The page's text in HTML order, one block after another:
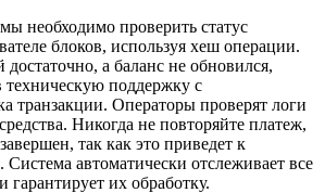
необходимо проверить статус
блоков, используя хеш операции.
а баланс не обновился,
техническую поддержку с
транзакции. Операторы проверят логи
Никогда не повторяйте платеж,
так как это приведет к
автоматически отслеживает все
их обработку.